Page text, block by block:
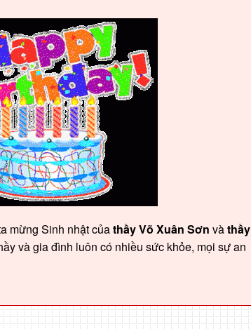
mừng Sinh nhật củathầy Võ Xuân Sơn vàthầy
và gia đình luôn có nhiều sức khỏe, mọi sự an